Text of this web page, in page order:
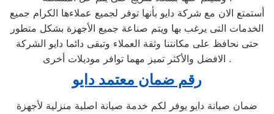
أستمتع الان مع شركة دايو بأنها توفر لجميع عملاءها الكرام جميع
الخدمات التى يرغب بها ويتم صناعة جميع الأجهزة بشكل متطور
حتى نحافظ على مكانتنا وثقة العملاء وتبقى دائما دايو الشركة
الافضل والأكثر تميز مهما توافر موديلات أخرى .
رقم ضمان معتمد دايو
ضمان صيانة دايو يوفر لكم خدمة صيانة اصلية منزلية لأجهزة